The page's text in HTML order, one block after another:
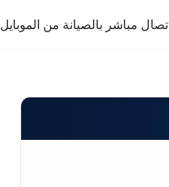
اتصال مباشر بالصيانة من الموبايل